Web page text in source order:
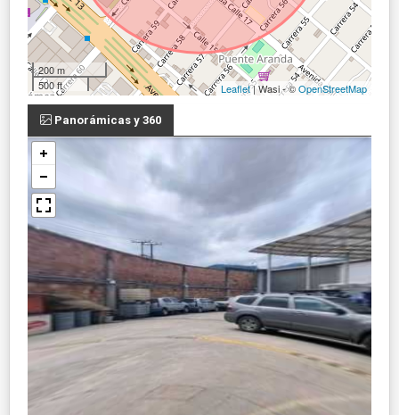
200 m
500 ft
Leaflet| Wasi - ©OpenStreetMap
Panorámicas y 360